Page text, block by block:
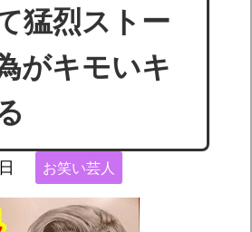
猛烈ストー
がキモいキ
お笑い芸人